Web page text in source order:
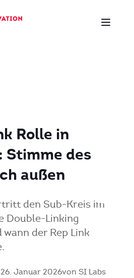
Rolle in
Stimme des
außen
den Sub-Kreis im
Double-Linking
der Rep Link
Januar 2026von SI Labs